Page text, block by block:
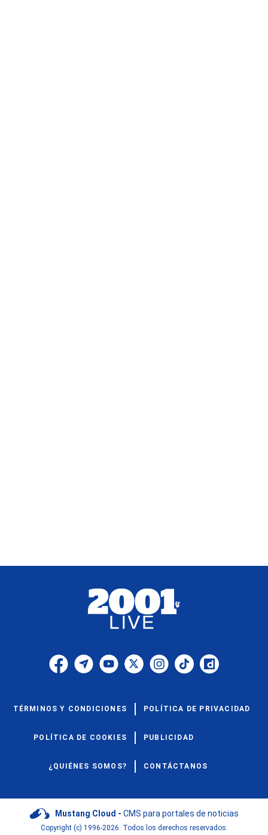
TÉRMINOS Y CONDICIONES POLÍTICA DE PRIVACIDAD
POLÍTICA DE COOKIES PUBLICIDAD
¿QUIÉNES SOMOS? CONTÁCTANOS
Mustang Cloud - CMS para portales de noticias
Copyright (c) 1996-2026. Todos los derechos reservados.